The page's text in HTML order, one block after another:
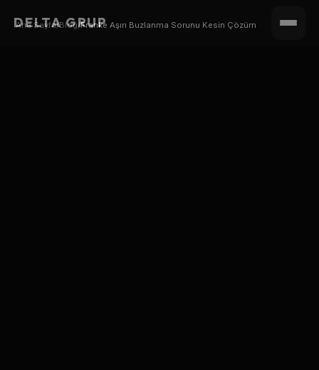
DELTA GRUP
Ana Sayfa/Blog/Franke Aşırı Buzlanma Sorunu Kesin Çözüm